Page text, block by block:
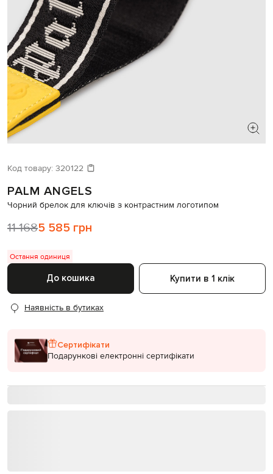
Код товару: 320122
PALM ANGELS
Чорний брелок для ключів з контрастним логотипом
11 1685 585 грн
Остання одиниця
До кошика Купити в 1 клік
Наявність в бутиках
Сертифікати
Подарункові електронні сертифікати